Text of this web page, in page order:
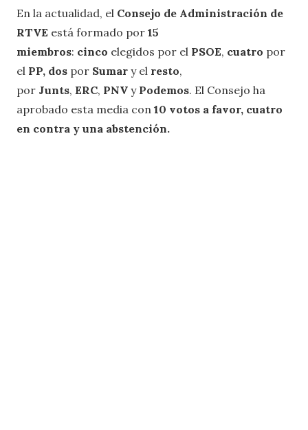
En la actualidad, el Consejo de Administración de
RTVE está formado por 15
miembros: cinco elegidos por el PSOE, cuatro por
el PP, dos por Sumar y el resto,
por Junts, ERC, PNV y Podemos. El Consejo ha
aprobado esta media con 10 votos a favor, cuatro
en contra y una abstención.